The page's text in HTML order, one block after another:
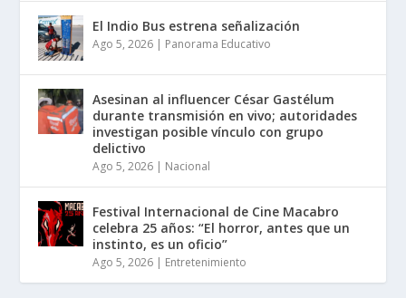
El Indio Bus estrena señalización
Ago 5, 2026 | Panorama Educativo
Asesinan al influencer César Gastélum
durante transmisión en vivo; autoridades
investigan posible vínculo con grupo
delictivo
Ago 5, 2026 | Nacional
Festival Internacional de Cine Macabro
celebra 25 años: “El horror, antes que un
instinto, es un oficio”
Ago 5, 2026 | Entretenimiento